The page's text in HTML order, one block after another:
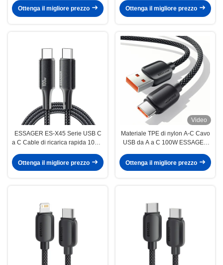
Ottenga il migliore prezzo
Ottenga il migliore prezzo
ESSAGER ES-X45 Serie USB C
a C Cable di ricarica rapida 100W
Ottenga il migliore prezzo
Video
Materiale TPE di nylon A-C Cavo
USB da A a C 100W ESSAGER
Ottenga il migliore prezzo